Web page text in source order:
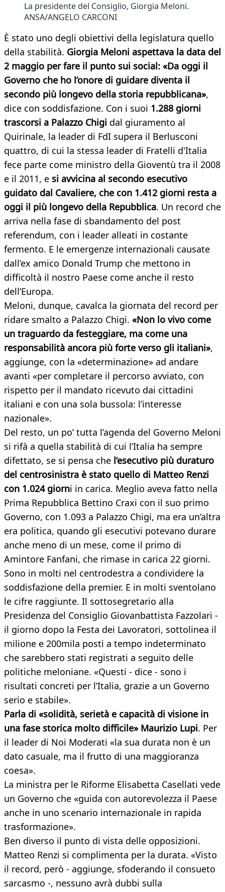
La presidente del Consiglio, Giorgia Meloni.
ANSA/ANGELO CARCONI
È stato uno degli obiettivi della legislatura quello
della stabilità. Giorgia Meloni aspettava la data del
2 maggio per fare il punto sui social: «Da oggi il
Governo che ho l’onore di guidare diventa il
secondo più longevo della storia repubblicana»,
dice con soddisfazione. Con i suoi 1.288 giorni
trascorsi a Palazzo Chigi dal giuramento al
Quirinale, la leader di FdI supera il Berlusconi
quattro, di cui la stessa leader di Fratelli d'Italia
fece parte come ministro della Gioventù tra il 2008
e il 2011, e si avvicina al secondo esecutivo
guidato dal Cavaliere, che con 1.412 giorni resta a
oggi il più longevo della Repubblica. Un record che
arriva nella fase di sbandamento del post
referendum, con i leader alleati in costante
fermento. E le emergenze internazionali causate
dall’ex amico Donald Trump che mettono in
difficoltà il nostro Paese come anche il resto
dell’Europa.
Meloni, dunque, cavalca la giornata del record per
ridare smalto a Palazzo Chigi. «Non lo vivo come
un traguardo da festeggiare, ma come una
responsabilità ancora più forte verso gli italiani»,
aggiunge, con la «determinazione» ad andare
avanti «per completare il percorso avviato, con
rispetto per il mandato ricevuto dai cittadini
italiani e con una sola bussola: l’interesse
nazionale».
Del resto, un po’ tutta l’agenda del Governo Meloni
si rifà a quella stabilità di cui l’Italia ha sempre
difettato, se si pensa che l’esecutivo più duraturo
del centrosinistra è stato quello di Matteo Renzi
con 1.024 giorni in carica. Meglio aveva fatto nella
Prima Repubblica Bettino Craxi con il suo primo
Governo, con 1.093 a Palazzo Chigi, ma era un’altra
era politica, quando gli esecutivi potevano durare
anche meno di un mese, come il primo di
Amintore Fanfani, che rimase in carica 22 giorni.
Sono in molti nel centrodestra a condividere la
soddisfazione della premier. E in molti sventolano
le cifre raggiunte. Il sottosegretario alla
Presidenza del Consiglio Giovanbattista Fazzolari -
il giorno dopo la Festa dei Lavoratori, sottolinea il
milione e 200mila posti a tempo indeterminato
che sarebbero stati registrati a seguito delle
politiche meloniane. «Questi - dice - sono i
risultati concreti per l’Italia, grazie a un Governo
serio e stabile».
Parla di «solidità, serietà e capacità di visione in
una fase storica molto difficile» Maurizio Lupi. Per
il leader di Noi Moderati «la sua durata non è un
dato casuale, ma il frutto di una maggioranza
coesa».
La ministra per le Riforme Elisabetta Casellati vede
un Governo che «guida con autorevolezza il Paese
anche in uno scenario internazionale in rapida
trasformazione».
Ben diverso il punto di vista delle opposizioni.
Matteo Renzi si complimenta per la durata. «Visto
il record, però - aggiunge, sfoderando il consueto
sarcasmo -, nessuno avrà dubbi sulla